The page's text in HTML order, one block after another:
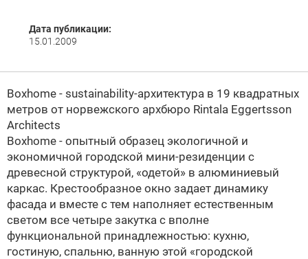
Дата публикации:
15.01.2009
Boxhome - sustainability-архитектура в 19 квадратных
метров от норвежского архбюро Rintala Eggertsson
Architects
Boxhome - опытный образец экологичной и
экономичной городской мини-резиденции с
древесной структурой, «одетой» в алюминиевый
каркас. Крестообразное окно задает динамику
фасада и вместе с тем наполняет естественным
светом все четыре закутка с вполне
функциональной принадлежностью: кухню,
гостиную, спальню, ванную этой «городской